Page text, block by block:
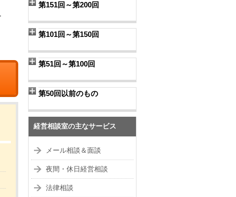
第151回～第200回
第101回～第150回
第51回～第100回
第50回以前のもの
経営相談室の主なサービス
メール相談＆面談
夜間・休日経営相談
法律相談